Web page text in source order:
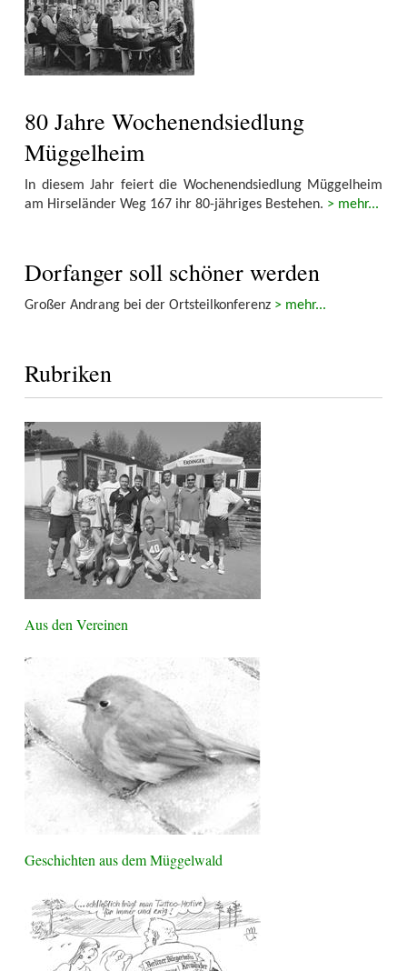
80 Jahre Wochenendsiedlung
Müggelheim
In diesem Jahr feiert die Wochenendsiedlung Müggelheim
am Hirseländer Weg 167 ihr 80-jähriges Bestehen. > mehr...
Dorfanger soll schöner werden
Großer Andrang bei der Ortsteilkonferenz > mehr...
Rubriken
Aus den Vereinen
Geschichten aus dem Müggelwald